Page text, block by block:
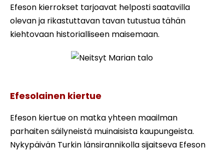
Efeson kierrokset tarjoavat helposti saatavilla
olevan ja rikastuttavan tavan tutustua tähän
kiehtovaan historialliseen maisemaan.
Efesolainen kiertue
Efeson kiertue on matka yhteen maailman
parhaiten säilyneistä muinaisista kaupungeista.
Nykypäivän Turkin länsirannikolla sijaitseva Efeson